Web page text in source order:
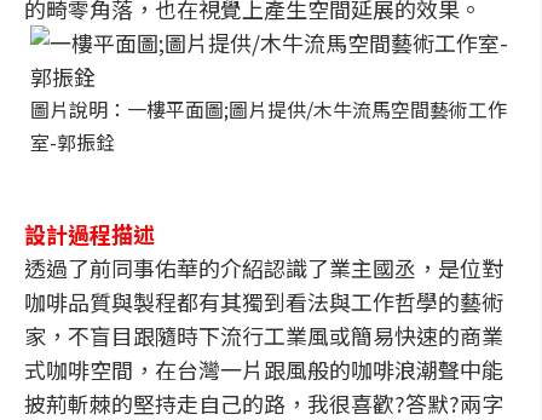
的畸零角落，也在視覺上產生空間延展的效果。
圖片說明：一樓平面圖;圖片提供/木牛流馬空間藝術工作
室-郭振銓
設計過程描述
透過了前同事佑華的介紹認識了業主國丞，是位對
咖啡品質與製程都有其獨到看法與工作哲學的藝術
家，不盲目跟隨時下流行工業風或簡易快速的商業
式咖啡空間，在台灣一片跟風般的咖啡浪潮聲中能
披荊斬棘的堅持走自己的路，我很喜歡?答默?兩字